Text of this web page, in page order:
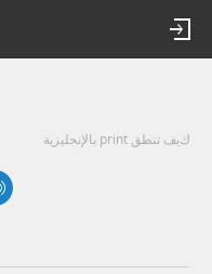
كيف تنطق print بالإنجليزية